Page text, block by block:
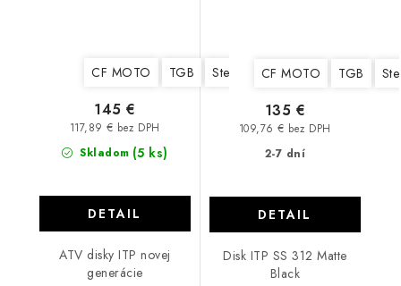
CF MOTO TGB Stels Yamaha Suzuki
Skladom (5 ks)
117,89 € bez DPH
145 €
DETAIL
ATV disky ITP novej
generácie
CF MOTO TGB
2-7 dní
109,76 € bez DPH
135 €
DETAIL
Disk ITP SS 312 Matte
Black